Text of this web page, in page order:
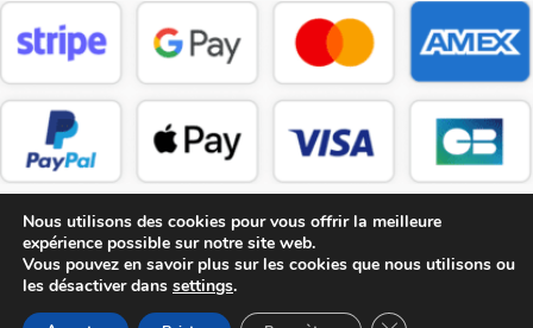
Nous utilisons des cookies pour vous offrir la meilleure
expérience possible sur notre site web.
Vous pouvez en savoir plus sur les cookies que nous utilisons ou
les désactiver dans settings.